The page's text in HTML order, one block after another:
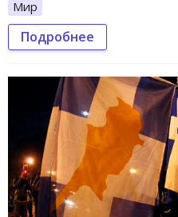
Мир
Подробнее